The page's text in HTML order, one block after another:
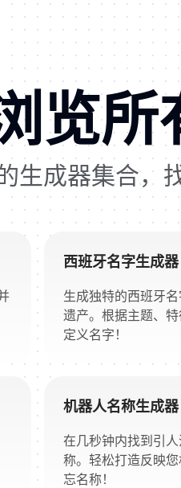
览所
生成器集合，
西班牙名字生成器
生成独特的西班牙
遗产。根据主题、
定义名字！
机器人名称生成器
在几秒钟内找到引
称。轻松打造反映
忘名称！